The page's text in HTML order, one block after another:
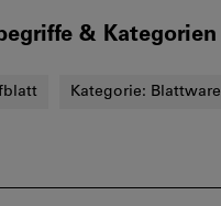
& Kategorien
Kategorie: Blattware